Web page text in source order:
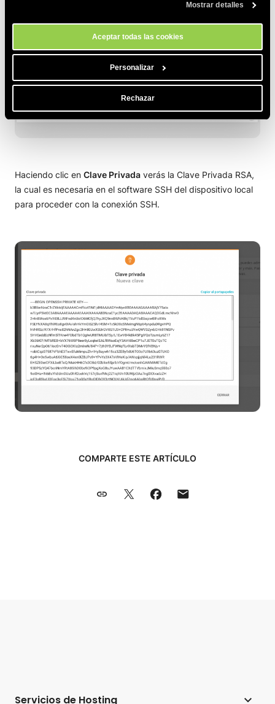
momento a través de la herramienta Configuración de Cookies de
Mostrar detalles
Aceptar todas las cookies
Personalizar
Rechazar
Haciendo clic en Clave Privada verás la Clave Privada RSA,
la cual es necesaria en el software SSH del dispositivo local
para proceder con la conexión SSH.
COMPARTE ESTE ARTÍCULO
Servicios de Hosting